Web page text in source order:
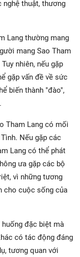
thuật, thương
Lang thường mang
mang Sao Tham
nhiên, nếu gặp
gặp vấn đề về sức
biến thành "đào",
Tham Lang có mối
Nếu gặp các
Lang có thể phát
ưa gặp các bộ
vì những tương
cho cuộc sống của
đặc biệt mà
có tác động đáng
tương quan với